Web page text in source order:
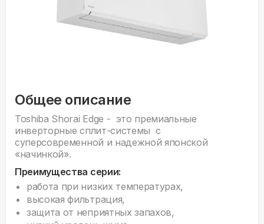
Общее описание
Toshiba Shorai Edge - это премиальные
инверторные сплит-системы с
суперсовременной и надежной японской
«начинкой».
Преимущества серии:
работа при низких температурах,
высокая фильтрация,
защита от неприятных запахов,